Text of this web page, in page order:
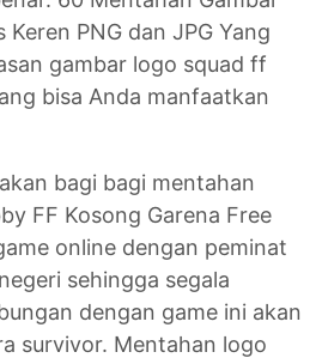
Keren PNG dan JPG Yang
gambar logo squad ff
bisa Anda manfaatkan
bagi bagi mentahan
FF Kosong Garena Free
online dengan peminat
sehingga segala
dengan game ini akan
survivor. Mentahan logo